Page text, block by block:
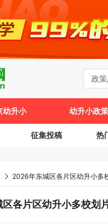
幼升小 幼升小政策
征集投稿 热
2026年东城区各片区幼升小多
区各片区幼升小多校划